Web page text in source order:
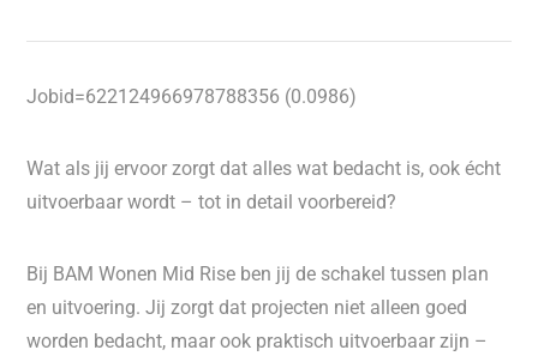
Jobid=622124966978788356 (0.0986)
Wat als jij ervoor zorgt dat alles wat bedacht is, ook écht
uitvoerbaar wordt – tot in detail voorbereid?
Bij BAM Wonen Mid Rise ben jij de schakel tussen plan
en uitvoering. Jij zorgt dat projecten niet alleen goed
worden bedacht, maar ook praktisch uitvoerbaar zijn –